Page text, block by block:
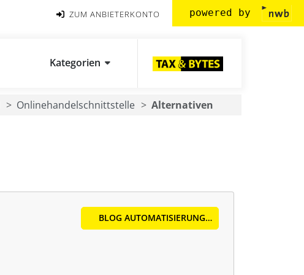
ZUM ANBIETERKONTO powered by
Kategorien
Onlinehandelschnittstelle Alternativen
BLOG AUTOMATISIERUNG